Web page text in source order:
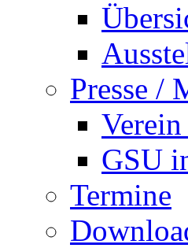
Presse /
Verein
GSU
Termine